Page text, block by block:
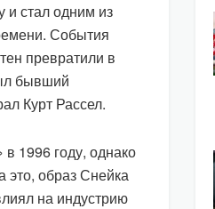
стал одним из
События
превратили в
бывший
Курт Рассел.
1996 году, однако
это, образ Снейка
на индустрию